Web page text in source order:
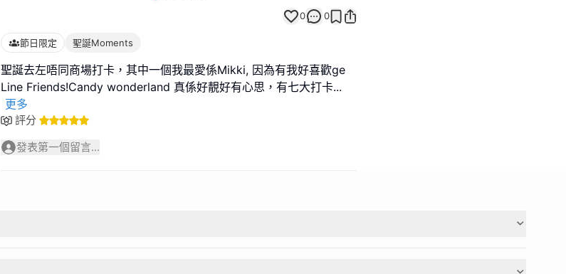
0 0
節日限定 聖誕Moments
聖誕去左唔同商場打卡，其中一個我最愛係Mikki, 因為有我好喜歡ge
Line Friends!Candy wonderland 真係好靚好有心思，有七大打卡...
更多
評分
發表第一個留言...